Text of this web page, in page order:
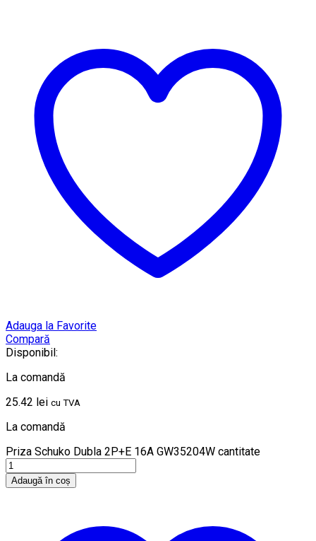
Adauga la Favorite
Compară
Disponibil:
La comandă
25.42 lei cu TVA
La comandă
Priza Schuko Dubla 2P+E 16A GW35204W cantitate
Adaugă în coș